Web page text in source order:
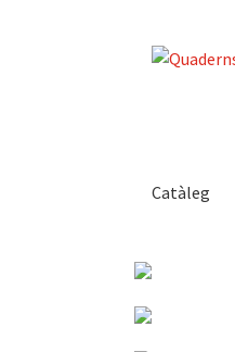
Catàleg